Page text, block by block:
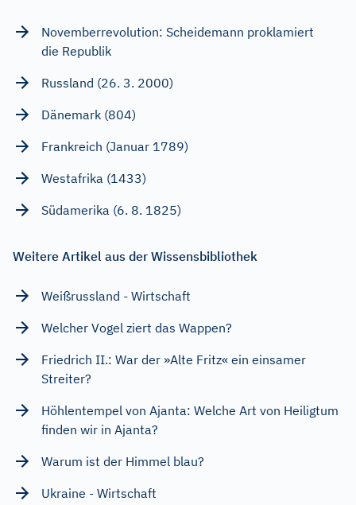
Novemberrevolution: Scheidemann proklamiert
die Republik
Russland (26. 3. 2000)
Dänemark (804)
Frankreich (Januar 1789)
Westafrika (1433)
Südamerika (6. 8. 1825)
Weitere Artikel aus der Wissensbibliothek
Weißrussland - Wirtschaft
Welcher Vogel ziert das Wappen?
Friedrich II.: War der »Alte Fritz« ein einsamer
Streiter?
Höhlentempel von Ajanta: Welche Art von Heiligtum
finden wir in Ajanta?
Warum ist der Himmel blau?
Ukraine - Wirtschaft